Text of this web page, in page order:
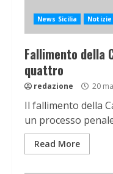
News Sicilia
Fallimento della
quattro
redazione 20
Il fallimento della
un processo
Read More